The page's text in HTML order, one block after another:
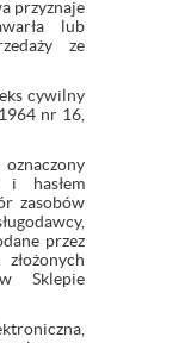
przyznaje
lub
ze
cywilny
nr 16,
i hasłem
zasobów
przez
Sklepie